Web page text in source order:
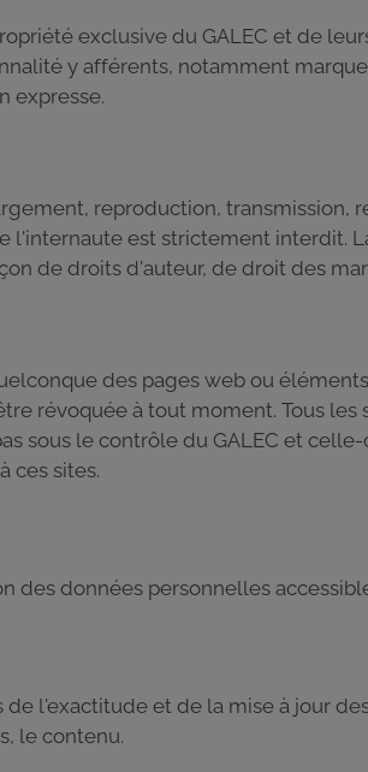
exclusive du GALEC et de
y afférents, notamment
expresse.
reproduction, transmission,
l'internaute est strictement interdit.
de droits d'auteur, de droit des
des pages web ou
révoquée à tout moment. Tous
sous le contrôle du GALEC et
ces sites.
des données personnelles
de l'exactitude et de la mise à jour
le contenu.